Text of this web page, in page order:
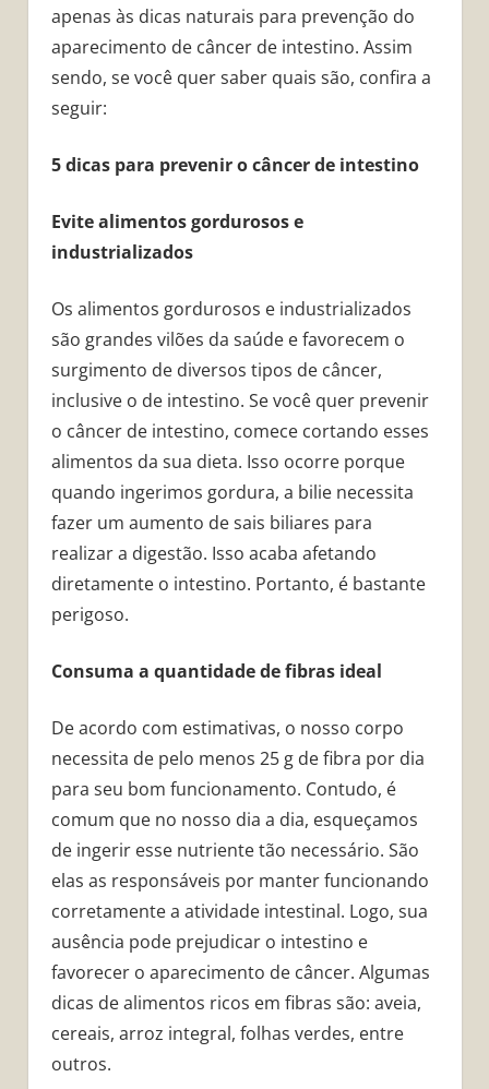
apenas às dicas naturais para prevenção do
aparecimento de câncer de intestino. Assim
sendo, se você quer saber quais são, confira a
seguir:
5 dicas para prevenir o câncer de intestino
Evite alimentos gordurosos e
industrializados
Os alimentos gordurosos e industrializados
são grandes vilões da saúde e favorecem o
surgimento de diversos tipos de câncer,
inclusive o de intestino. Se você quer prevenir
o câncer de intestino, comece cortando esses
alimentos da sua dieta. Isso ocorre porque
quando ingerimos gordura, a bilie necessita
fazer um aumento de sais biliares para
realizar a digestão. Isso acaba afetando
diretamente o intestino. Portanto, é bastante
perigoso.
Consuma a quantidade de fibras ideal
De acordo com estimativas, o nosso corpo
necessita de pelo menos 25 g de fibra por dia
para seu bom funcionamento. Contudo, é
comum que no nosso dia a dia, esqueçamos
de ingerir esse nutriente tão necessário. São
elas as responsáveis por manter funcionando
corretamente a atividade intestinal. Logo, sua
ausência pode prejudicar o intestino e
favorecer o aparecimento de câncer. Algumas
dicas de alimentos ricos em fibras são: aveia,
cereais, arroz integral, folhas verdes, entre
outros.